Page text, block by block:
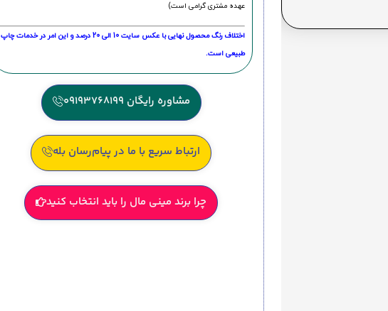
عهده مشتری گرامی است)
اختلاف رنگ محصول نهایی با عکس سایت 10 الی 20 درصد و این امر در خدمات چاپ
طبیعی است.
مشاوره رایگان 09193768199
ارتباط سریع با ما در پیام‌رسان بله
چرا برند مینی مال را باید انتخاب کنید